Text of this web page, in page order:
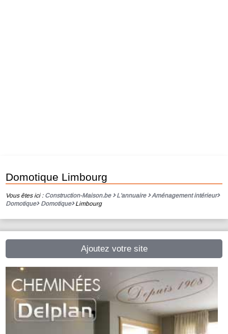
Domotique Limbourg
Vous êtes ici : Construction-Maison.be L'annuaire
Aménagement intérieur
Domotique
Domotique Limbourg
Ajoutez votre site